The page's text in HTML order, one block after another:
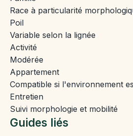
Race à particularité
Poil
Variable selon la lignée
Activité
Modérée
Appartement
Compatible si l'environnement
Entretien
Suivi morphologie et mobilité
Guides liés